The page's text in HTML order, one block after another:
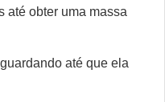
até obter uma massa
até que ela